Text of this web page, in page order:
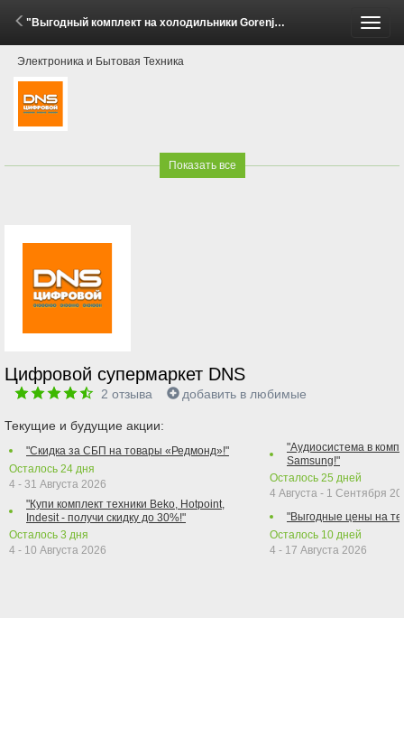
"Выгодный комплект на холодильники Gorenje!" (2 - 8 Июня 2026)
Электроника и Бытовая Техника
Показать все
Цифровой супермаркет DNS
2 отзыва добавить в любимые
Текущие и будущие акции:
"Скидка за СБП на товары «Редмонд»!"
Осталось 24 дня
4 - 31 Августа 2026
"Купи комплект техники Beko, Hotpoint,
Indesit - получи скидку до 30%!"
Осталось 3 дня
4 - 10 Августа 2026
"Аудиосистема в
Samsung!"
Осталось 25 дней
4 Августа - 1 Сентября
"Выгодные цены на
Осталось 10 дней
4 - 17 Августа 2026